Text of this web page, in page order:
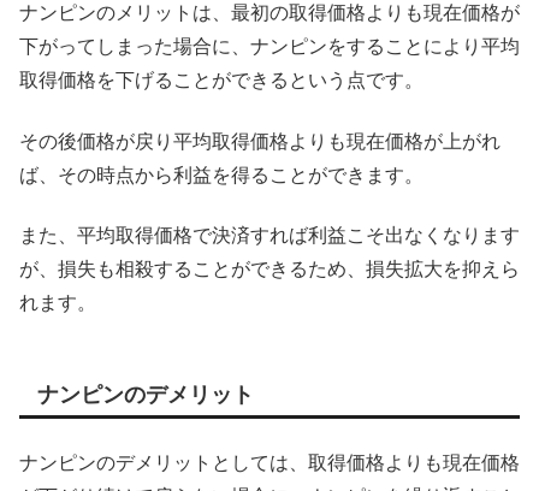
ナンピンのメリットは、最初の取得価格よりも現在価格が
下がってしまった場合に、ナンピンをすることにより平均
取得価格を下げることができるという点です。
その後価格が戻り平均取得価格よりも現在価格が上がれ
ば、その時点から利益を得ることができます。
また、平均取得価格で決済すれば利益こそ出なくなります
が、損失も相殺することができるため、損失拡大を抑えら
れます。
ナンピンのデメリット
ナンピンのデメリットとしては、取得価格よりも現在価格